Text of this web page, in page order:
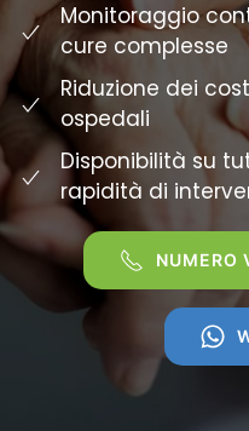
Monitoraggio
cure complesse
Riduzione dei
ospedali
Disponibilità su
rapidità di
NUMERO